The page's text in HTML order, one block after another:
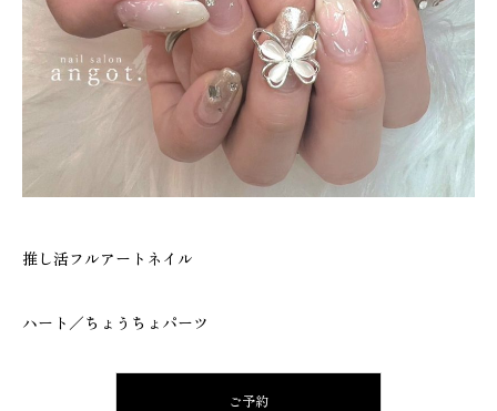
推し活フルアートネイル
ハート／ちょうちょパーツ
ご予約